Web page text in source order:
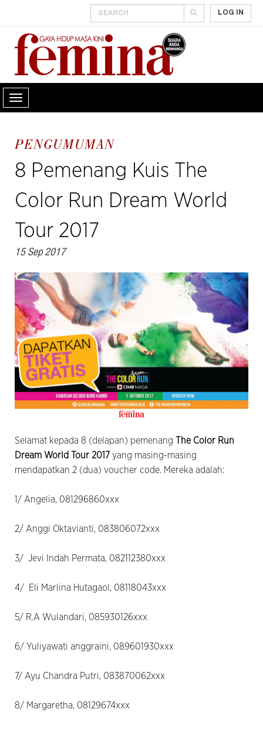
LOG IN
PENGUMUMAN
8 Pemenang Kuis The
Color Run Dream World
Tour 2017
15 Sep 2017
Selamat kepada 8 (delapan) pemenang
The Color Run
Dream World Tour 2017 yang masing-masing
mendapatkan 2 (dua) voucher code. Mereka adalah:
1/ Angelia, 081296860xxx
2/ Anggi Oktavianti, 083806072xxx
3/ Jevi Indah Permata, 082112380xxx
4/ Eli Marlina Hutagaol, 08118043xxx
5/ R.A Wulandari, 085930126xxx
6/ Yuliyawati anggraini, 089601930xxx
7/ Ayu Chandra Putri, 083870062xxx
8/ Margaretha, 08129674xxx